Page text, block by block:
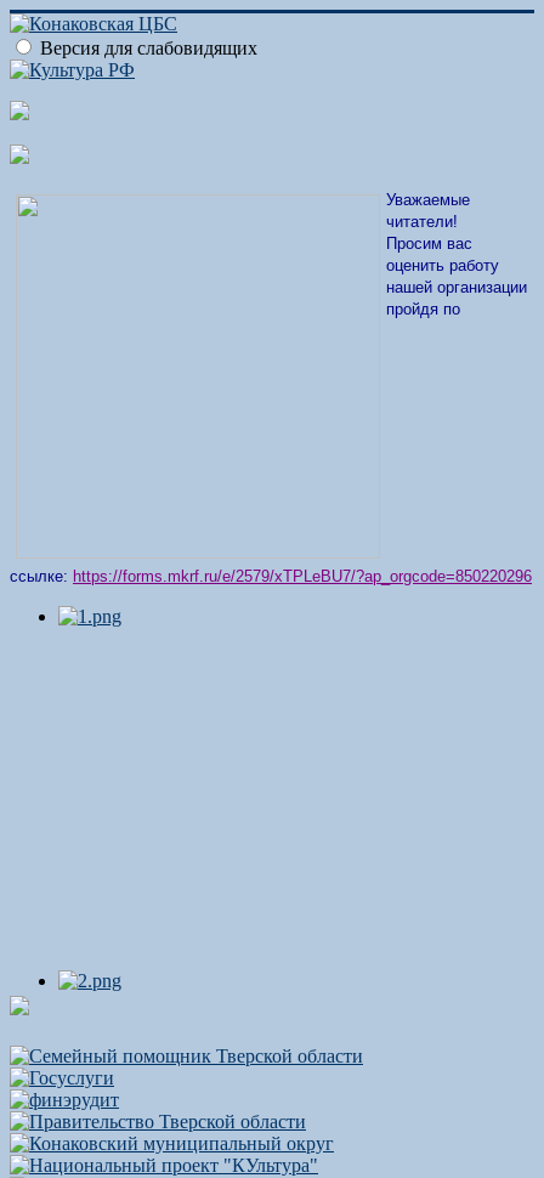
Версия для слабовидящих
Уважаемые
читатели!
Просим вас
оценить работу
нашей организации
пройдя по
ссылке: https://forms.mkrf.ru/e/2579/xTPLeBU7/?ap_orgcode=850220296